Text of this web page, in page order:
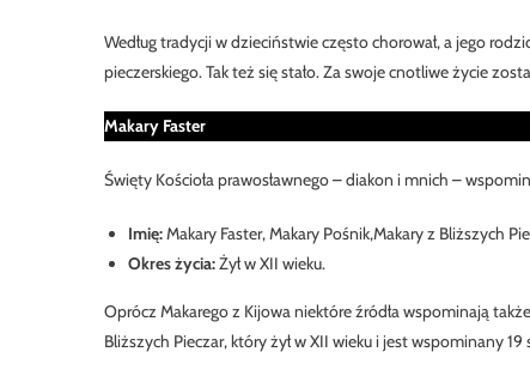
Według tradycji w dzieciństwie często chorował, a jego
pieczerskiego. Tak też się stało. Za swoje cnotliwe życie
Makary Faster
Święty Kościoła prawosławnego – diakon i mnich –
Imię:Makary Faster, Makary Pośnik,Makary z Bliższych
Okres życia:Żył w XII wieku.
Oprócz Makarego z Kijowa niektóre źródła wspominają
Bliższych Pieczar, który żył w XII wieku i jest wspominany